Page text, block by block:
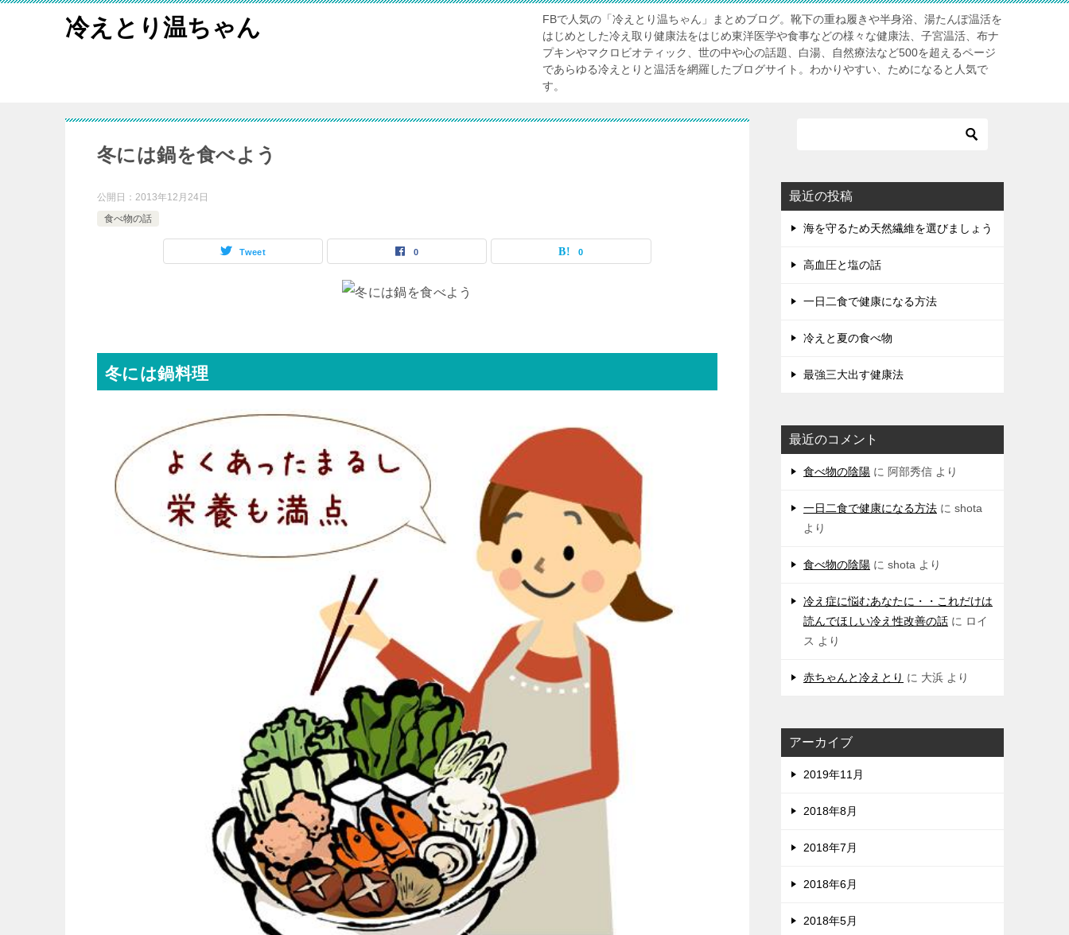
冷えとり温ちゃん
FBで人気の「冷えとり温ちゃん」まとめブログ。靴下の重ね履きや半身浴、湯たんぽ温活を
はじめとした冷え取り健康法をはじめ東洋医学や食事などの様々な健康法、子宮温活、布ナ
プキンやマクロビオティック、世の中や心の話題、白湯、自然療法など500を超えるページ
であらゆる冷えとりと温活を網羅したブログサイト。わかりやすい、ためになると人気で
す。
冬には鍋を食べよう
公開日： 2013年12月24日
食べ物の話
Tweet 0 0
冬には鍋料理
最近の投稿
海を守るため天然繊維を選びましょう
高血圧と塩の話
一日二食で健康になる方法
冷えと夏の食べ物
最強三大出す健康法
最近のコメント
食べ物の陰陽 に 阿部秀信 より
一日二食で健康になる方法 に shota
より
食べ物の陰陽 に shota より
冷え症に悩むあなたに・・これだけは
読んでほしい冷え性改善の話 に ロイ
ス より
赤ちゃんと冷えとり に 大浜 より
アーカイブ
2019年11月
2018年8月
2018年7月
2018年6月
2018年5月